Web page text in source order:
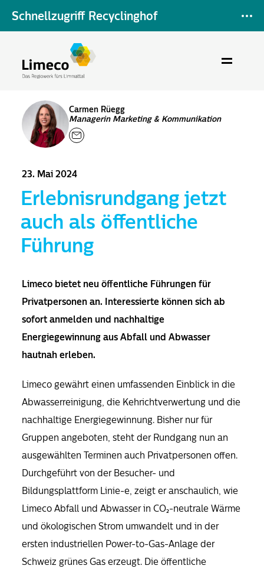
Schnellzugriff Recyclinghof
Carmen Rüegg
Managerin Marketing & Kommunikation
23. Mai 2024
Erlebnisrundgang jetzt
auch als öffentliche
Führung
Limeco bietet neu öffentliche Führungen für
Privatpersonen an. Interessierte können sich ab
sofort anmelden und nachhaltige
Energiegewinnung aus Abfall und Abwasser
hautnah erleben.
Limeco gewährt einen umfassenden Einblick in die
Abwasserreinigung, die Kehrichtverwertung und die
nachhaltige Energiegewinnung. Bisher nur für
Gruppen angeboten, steht der Rundgang nun an
ausgewählten Terminen auch Privatpersonen offen.
Durchgeführt von der Besucher- und
Bildungsplattform Linie-e, zeigt er anschaulich, wie
Limeco Abfall und Abwasser in CO₂-neutrale Wärme
und ökologischen Strom umwandelt und in der
ersten industriellen Power-to-Gas-Anlage der
Schweiz grünes Gas erzeugt. Die öffentliche